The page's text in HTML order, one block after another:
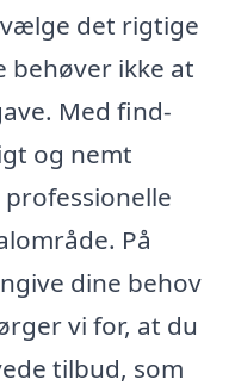
vælge det rigtige
behøver ikke at
Med find-
og nemt
På
dine behov
vi for, at du
tilbud, som